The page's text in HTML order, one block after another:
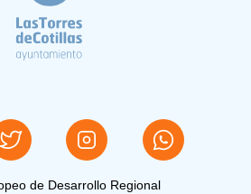
de Desarrollo Regional